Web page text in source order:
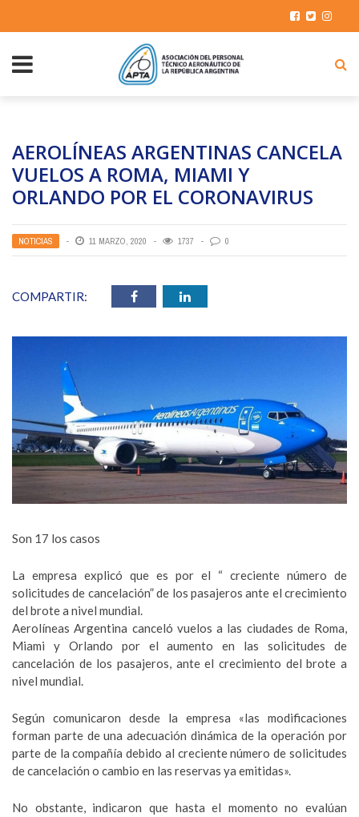
AEROLÍNEAS ARGENTINAS CANCELA
VUELOS A ROMA, MIAMI Y
ORLANDO POR EL CORONAVIRUS
NOTICIAS 11 MARZO, 2020 1737 0
COMPARTIR:
Son 17 los casos
La empresa explicó que es por el “ creciente número de
solicitudes de cancelación” de los pasajeros ante el crecimiento
del brote a nivel mundial.
Aerolíneas Argentina canceló vuelos a las ciudades de Roma,
Miami y Orlando por el aumento en las solicitudes de
cancelación de los pasajeros, ante el crecimiento del brote a
nivel mundial.
Según comunicaron desde la empresa «las modificaciones
forman parte de una adecuación dinámica de la operación por
parte de la compañía debido al creciente número de solicitudes
de cancelación o cambio en las reservas ya emitidas».
No obstante, indicaron que hasta el momento no evalúan